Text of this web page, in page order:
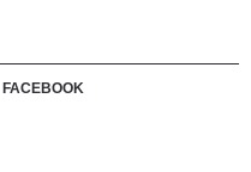
FACEBOOK